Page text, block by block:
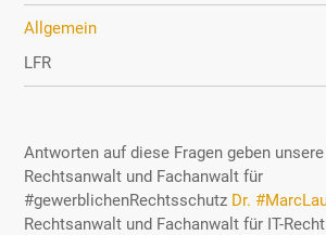
Allgemein
LFR
Allgemein
Antworten auf diese Fragen geben
Rechtsanwalt und Fachanwalt für
#gewerblichenRechtsschutz Dr.
Rechtsanwalt und Fachanwalt für IT-